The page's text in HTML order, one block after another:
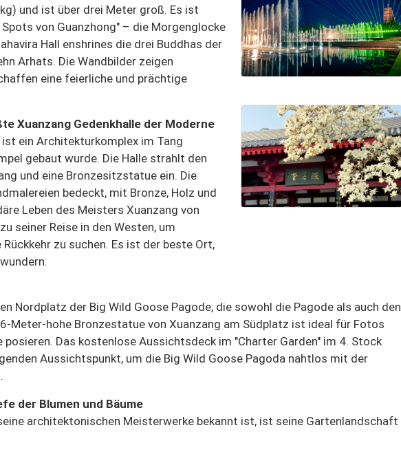
und ist über drei Meter groß. Es ist
von Guanzhong" – die Morgenglocke
Hall enshrines die drei Buddhas der
Arhats. Die Wandbilder zeigen
eine feierliche und prächtige
Xuanzang Gedenkhalle der Moderne
ein Architekturkomplex im Tang
gebaut wurde. Die Halle strahlt den
und eine Bronzesitzstatue ein. Die
bedeckt, mit Bronze, Holz und
Leben des Meisters Xuanzang von
seiner Reise in den Westen, um
zu suchen. Es ist der beste Ort,
Nordplatz der Big Wild Goose Pagode, die sowohl die Pagode als auch den
Meter-hohe Bronzestatue von Xuanzang am Südplatz ist ideal für Fotos
posieren. Das kostenlose Aussichtsdeck im "Charter Garden" im 4. Stock
Aussichtspunkt, um die Big Wild Goose Pagoda nahtlos mit der
der Blumen und Bäume
architektonischen Meisterwerke bekannt ist, ist seine Gartenlandschaft